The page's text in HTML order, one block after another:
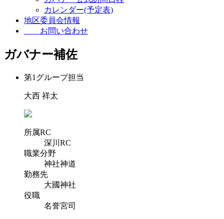
カレンダー(予定表)
地区委員会情報
お問い合わせ
ガバナー補佐
第1グループ担当
大西 祥太
所属RC
深川RC
職業分野
神社神道
勤務先
大國神社
役職
名誉宮司